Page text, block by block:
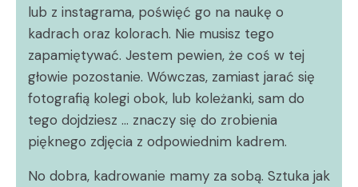
lub z instagrama, poświęć go na naukę o
kadrach oraz kolorach. Nie musisz tego
zapamiętywać. Jestem pewien, że coś w tej
głowie pozostanie. Wówczas, zamiast jarać się
fotografią kolegi obok, lub koleżanki, sam do
tego dojdziesz … znaczy się do zrobienia
pięknego zdjęcia z odpowiednim kadrem.
No dobra, kadrowanie mamy za sobą. Sztuka jak